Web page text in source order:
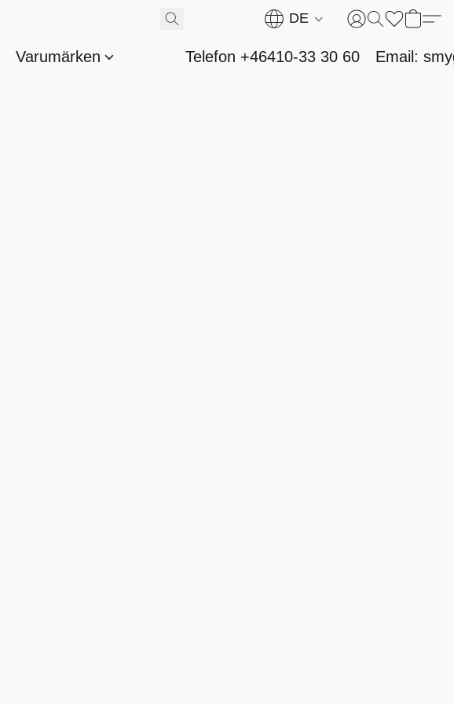
DE
Varumärken Telefon +46410-33 30 60 Email: